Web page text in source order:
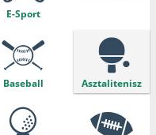
E-Sport
Baseball Asztalitenisz